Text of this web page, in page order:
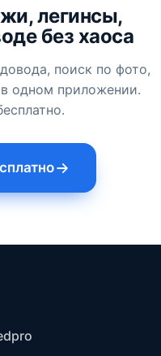
легинсы,
без хаоса
поиск по фото,
одном приложении.